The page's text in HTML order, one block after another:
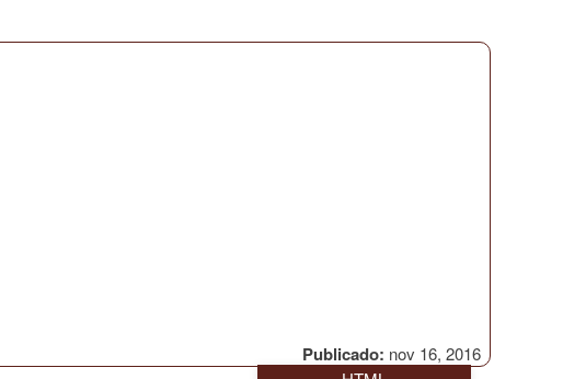
Publicado: nov 16, 2016